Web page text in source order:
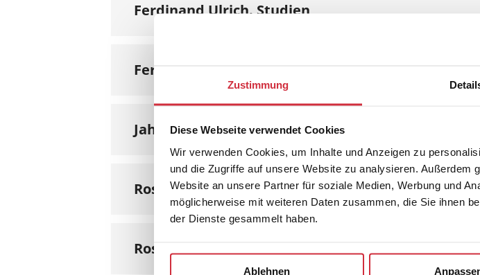
Zustimmung
Diese Webseite verwendet Cookies
Wir verwenden Cookies, um Inhalte und Anzeigen zu
und die Zugriffe auf unsere Website zu analysieren. Außerdem
Website an unsere Partner für soziale Medien, Werbung und
möglicherweise mit weiteren Daten zusammen, die Sie ihnen
der Dienste gesammelt haben.
Ablehnen
Ferdinand Ulrich. Studien
Ferdinand Ulrich. Werke aus dem Nachlass
Jahrbuch für Religionsphilosophie
Rosenzweigiana
Rosenzweig-Jahrbuch.